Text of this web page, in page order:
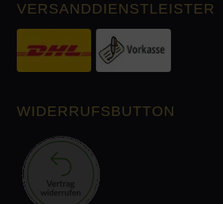
VERSANDDIENSTLEISTER
WIDERRUFSBUTTON